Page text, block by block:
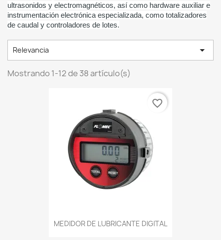
ultrasonidos y electromagnéticos, así como hardware auxiliar e
instrumentación electrónica especializada, como totalizadores
de caudal y controladores de lotes.
Relevancia 
Mostrando 1-12 de 38 artículo(s)
MEDIDOR DE LUBRICANTE DIGITAL
favorite_border